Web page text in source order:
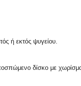
ή εκτός ψυγείου.
δίσκο με